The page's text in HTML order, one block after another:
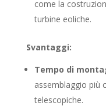
come la
turbine eoliche.
Svantaggi:
Tempo di
assemblaggio più
telescopiche.